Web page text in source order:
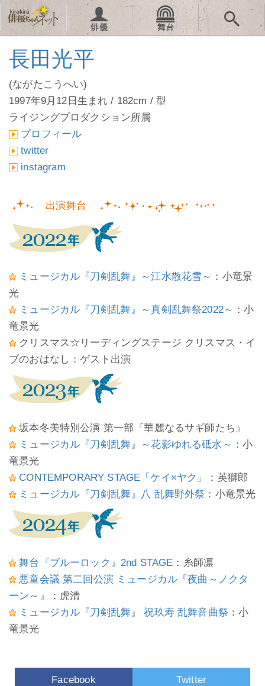
長田光平
(ながたこうへい)
1997年9月12日生まれ / 182cm / 型
ライジングプロダクション所属
プロフィール
twitter
instagram
出演舞台
ミュージカル『刀剣乱舞』～江水散花雪～ ：小竜景
光
ミュージカル『刀剣乱舞』～真剣乱舞祭2022～ ：小
竜景光
クリスマス☆リーディングステージ クリスマス・イ
ブのおはなし：ゲスト出演
坂本冬美特別公演 第一部『華麗なるサギ師たち』
ミュージカル『刀剣乱舞』～花影ゆれる砥水～ ：小
竜景光
CONTEMPORARY STAGE「ケイ×ヤク」
：英獅郎
ミュージカル『刀剣乱舞』八 乱舞野外祭 ：小竜景光
舞台『ブルーロック』2nd STAGE ：糸師凛
悪童会議 第二回公演 ミュージカル『夜曲～ノクタ
ーン～』
：虎清
ミュージカル『刀剣乱舞』 祝玖寿 乱舞音曲祭 ：小
竜景光
Facebook Twitter